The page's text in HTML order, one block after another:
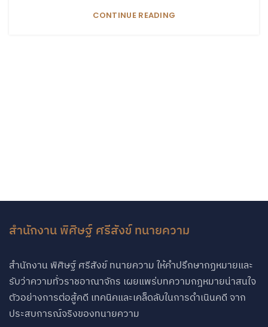
CONTINUE READING
สำนักงาน พิศิษฐ์ ศรีสังข์ ทนายความ
สำนักงาน พิศิษฐ์ ศรีสังข์ ทนายความ ให้คำปรึกษากฏหมายและ
รับว่าความทั่วราชอาณาจักร เผยแพร่บทความกฎหมายน่าสนใจ
ตัวอย่างการต่อสู้คดี เทคนิคและเคล็ดลับในการดำเนินคดี จาก
ประสบการณ์จริงของทนายความ